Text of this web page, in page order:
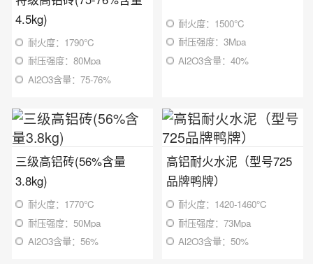
4.5kg)
耐火度：1790℃
耐压强度：80Mpa
Al2O3含量：75-76%
耐火度：1500℃
耐压强度：3Mpa
Al2O3含量：40%
三级高铝砖(56%含量
3.8kg)
耐火度：1770℃
耐压强度：50Mpa
Al2O3含量：56%
高铝耐火水泥（型号725
品牌鸭牌）
耐火度：1420-1460℃
耐压强度：73Mpa
Al2O3含量：50%